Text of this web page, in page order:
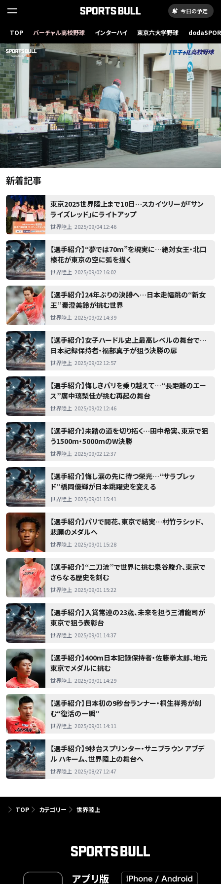
今日の予定
TOP バーチャル高校野球 インターハイ 東京六大学野球
新着記事
東京2025世界陸上まで10日…スカイツリーが「サン
ライズレッド」にライトアップ
世界陸上 2025/09/04 12:46
【選手紹介】“夢では70m”を現実に…絶対女王・北口
榛花が東京の空に弧を描く
世界陸上 2025/09/02 16:02
【選手紹介】24年ぶりの決勝へ…日本走幅跳の“新女
王”秦澄美鈴が挑む世界
世界陸上 2025/09/02 14:39
【選手紹介】女子ハードル史上最高レベルの舞台で…
日本記録保持者・福部真子が狙う決勝の扉
世界陸上 2025/09/02 12:57
【選手紹介】悔しきパリを乗り越えて…“長距離のエー
ス”廣中璃梨佳が挑む再起の舞台
世界陸上 2025/09/02 12:46
【選手紹介】未踏の道を切り拓く…田中希実、東京で狙
う1500m・5000mのW決勝
世界陸上 2025/09/02 12:37
【選手紹介】悔し涙の先に待つ栄光…“サラブレッ
ド”橋岡優輝が日本跳躍史を変える
世界陸上 2025/09/01 15:41
【選手紹介】パリで開花、東京で結実…村竹ラシッド、
悲願のメダルへ
世界陸上 2025/09/01 15:28
【選手紹介】“二刀流”で世界に挑む泉谷駿介、東京で
さらなる歴史を刻む
世界陸上 2025/09/01 15:22
【選手紹介】入賞常連の23歳、未来を担う三浦龍司が
東京で狙う表彰台
世界陸上 2025/09/01 14:37
【選手紹介】400m日本記録保持者・佐藤拳太郎、地元
東京でメダルに挑む
世界陸上 2025/09/01 14:29
【選手紹介】日本初の9秒台ランナー・桐生祥秀が刻
む“復活の一瞬”
世界陸上 2025/09/01 14:11
【選手紹介】9秒台スプリンター・サニブラウン アブデ
ル ハキーム、世界陸上の舞台へ
世界陸上 2025/08/27 12:47
TOP カテゴリー 世界陸上
アプリ版